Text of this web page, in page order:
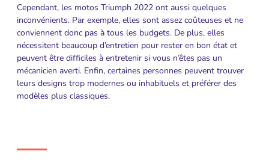
Cependant, les motos Triumph 2022 ont aussi quelques
inconvénients. Par exemple, elles sont assez coûteuses et ne
conviennent donc pas à tous les budgets. De plus, elles
nécessitent beaucoup d’entretien pour rester en bon état et
peuvent être difficiles à entretenir si vous n’êtes pas un
mécanicien averti. Enfin, certaines personnes peuvent trouver
leurs designs trop modernes ou inhabituels et préférer des
modèles plus classiques.